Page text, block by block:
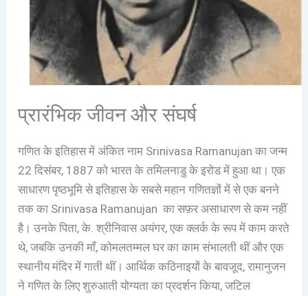
प्रारंभिक जीवन और संघर्ष
गणित के इतिहास में अंकित नाम Srinivasa Ramanujan का जन्म
22 दिसंबर, 1887 को भारत के तमिलनाडु के इरोड में हुआ था। एक
साधारण पृष्ठभूमि से इतिहास के सबसे महान गणितज्ञों में से एक बनने
तक का Srinivasa Ramanujan का सफ़र असाधारण से कम नहीं
है। उनके पिता, के. श्रीनिवास अयंगर, एक क्लर्क के रूप में काम करते
थे, जबकि उनकी माँ, कोमलतम्मल घर का काम संभालती थीं और एक
स्थानीय मंदिर में गाती थीं। आर्थिक कठिनाइयों के बावजूद, रामानुजन
ने गणित के लिए शुरुआती योग्यता का प्रदर्शन किया, जटिल